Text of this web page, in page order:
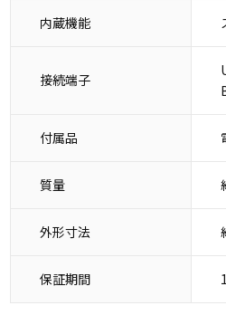
内蔵機能
接続端子
付属品
質量
外形寸法
保証期間